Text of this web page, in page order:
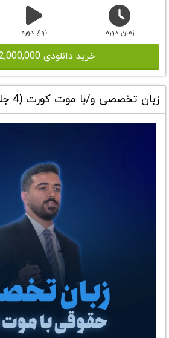
زمان دوره نوع دوره
خرید دانلودی 2,000,000 تومان
زبان تخصصی و/با موت کورت (4 جلسه)